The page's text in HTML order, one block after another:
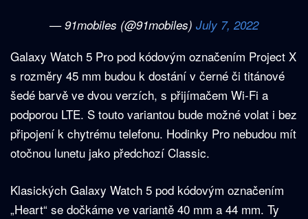
— 91mobiles (@91mobiles) July 7, 2022
Galaxy Watch 5 Pro pod kódovým označením Project X
s rozměry 45 mm budou k dostání v černé či titánové
šedé barvě ve dvou verzích, s přijímačem Wi-Fi a
podporou LTE. S touto variantou bude možné volat i bez
připojení k chytrému telefonu. Hodinky Pro nebudou mít
otočnou lunetu jako předchozí Classic.
Klasických Galaxy Watch 5 pod kódovým označením
„Heart“ se dočkáme ve variantě 40 mm a 44 mm. Ty